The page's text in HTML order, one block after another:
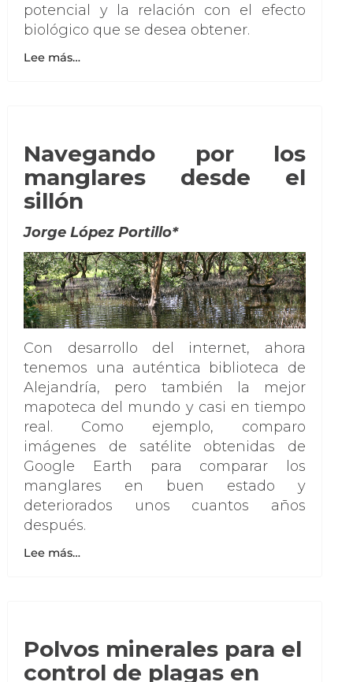
potencial y la relación con el efecto
biológico que se desea obtener.
Lee más…
Navegando por los
manglares desde el
sillón
Jorge López Portillo*
Con desarrollo del internet, ahora
tenemos una auténtica biblioteca de
Alejandría, pero también la mejor
mapoteca del mundo y casi en tiempo
real. Como ejemplo, comparo
imágenes de satélite obtenidas de
Google Earth para comparar los
manglares en buen estado y
deteriorados unos cuantos años
después.
Lee más…
Polvos minerales para el
control de plagas en